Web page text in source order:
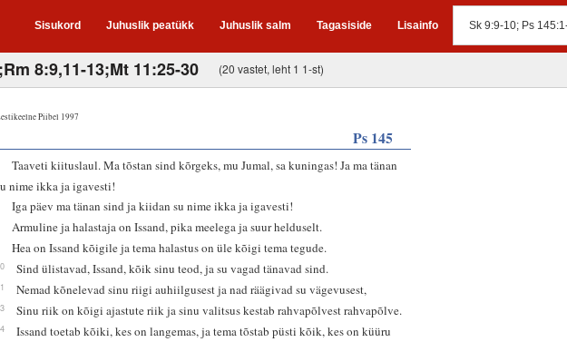
Sisukord Juhuslik peatükk Juhuslik salm Tagasiside Lisainfo
8:9,11-13;Mt 11:25-30 (20 vastet, leht 1 1-st)
Piibel 1997
Ps 145
Taaveti kiituslaul. Ma tõstan sind kõrgeks, mu Jumal, sa kuningas! Ja ma tänan
nime ikka ja igavesti!
Iga päev ma tänan sind ja kiidan su nime ikka ja igavesti!
Armuline ja halastaja on Issand, pika meelega ja suur helduselt.
Hea on Issand kõigile ja tema halastus on üle kõigi tema tegude.
Sind ülistavad, Issand, kõik sinu teod, ja su vagad tänavad sind.
Nemad kõnelevad sinu riigi auhiilgusest ja nad räägivad su vägevusest,
Sinu riik on kõigi ajastute riik ja sinu valitsus kestab rahvapõlvest rahvapõlve.
Issand toetab kõiki, kes on langemas, ja tema tõstab püsti kõik, kes on küüru